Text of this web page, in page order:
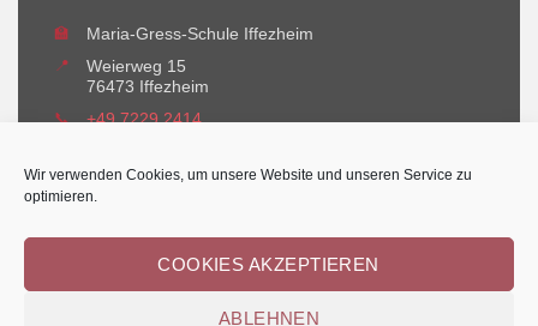
Wir verwenden Cookies, um unsere Website und unseren Service zu
optimieren.
COOKIES AKZEPTIEREN
ABLEHNEN
🏫
Maria-Gress-Schule Iffezheim
📍
Weierweg 15
76473 Iffezheim
📞
+49 7229 2414